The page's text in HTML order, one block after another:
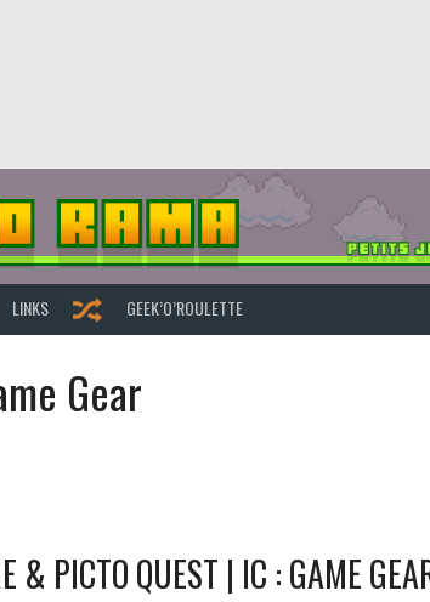
LINKS GEEK’O’ROULETTE
Gear
& PICTO QUEST | IC : GAME